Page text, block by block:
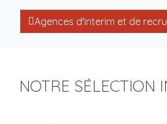
Agences d'interim et de
NOTRE SÉLECTION